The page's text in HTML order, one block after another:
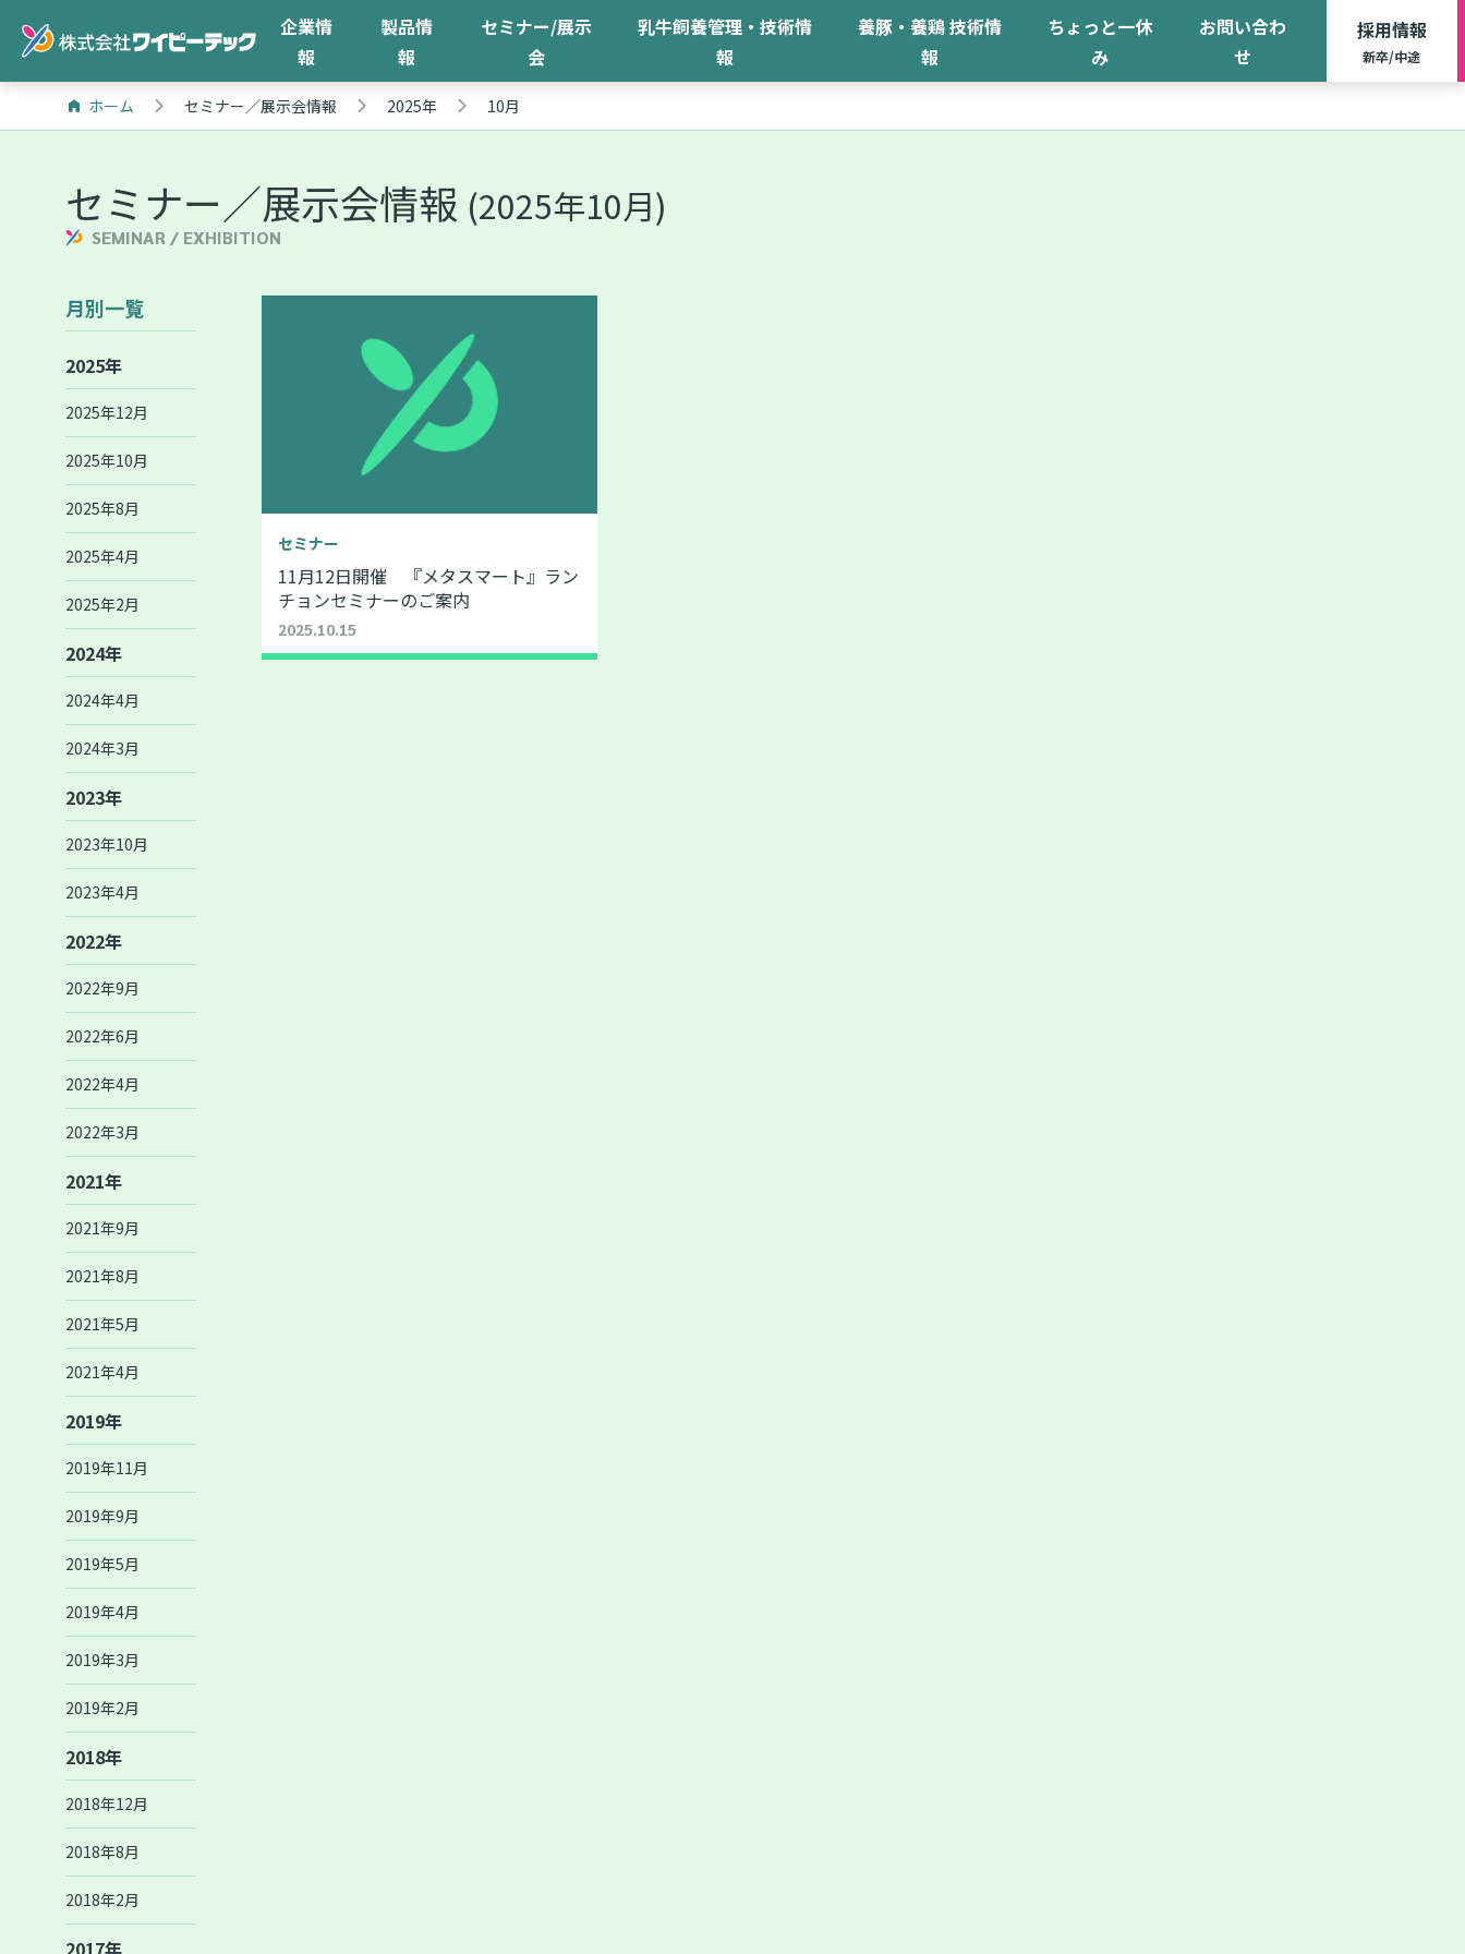
企業情
報
製品情
報
セミナー/展示
会
乳牛飼養管理・技術情
報
養豚・養鶏 技術情
報
ちょっと一休
み
お問い合わ
せ
採用情報
新卒/中途
ホーム セミナー／展示会情報 2025年 10月
セミナー／展示会情報 (2025年10月)
SEMINAR / EXHIBITION
セミナー
11月12日開催 『メタスマート』ラン
チョンセミナーのご案内
2025.10.15
月別一覧
2025年
2025年12月
2025年10月
2025年8月
2025年4月
2025年2月
2024年
2024年4月
2024年3月
2023年
2023年10月
2023年4月
2022年
2022年9月
2022年6月
2022年4月
2022年3月
2021年
2021年9月
2021年8月
2021年5月
2021年4月
2019年
2019年11月
2019年9月
2019年5月
2019年4月
2019年3月
2019年2月
2018年
2018年12月
2018年8月
2018年2月
2017年